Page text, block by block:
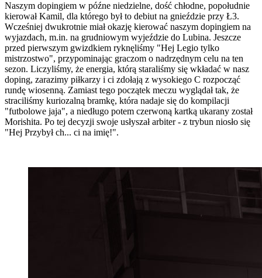
Naszym dopingiem w późne niedzielne, dość chłodne, popołudnie
kierował Kamil, dla którego był to debiut na gnieździe przy Ł3.
Wcześniej dwukrotnie miał okazję kierować naszym dopingiem na
wyjazdach, m.in. na grudniowym wyjeździe do Lubina. Jeszcze
przed pierwszym gwizdkiem ryknęliśmy "Hej Legio tylko
mistrzostwo", przypominając graczom o nadrzędnym celu na ten
sezon. Liczyliśmy, że energia, którą staraliśmy się wkładać w nasz
doping, zarazimy piłkarzy i ci zdołają z wysokiego C rozpocząć
rundę wiosenną. Zamiast tego początek meczu wyglądał tak, że
straciliśmy kuriozalną bramkę, która nadaje się do kompilacji
"futbolowe jaja", a niedługo potem czerwoną kartką ukarany został
Morishita. Po tej decyzji swoje usłyszał arbiter - z trybun niosło się
"Hej Przybył ch... ci na imię!".